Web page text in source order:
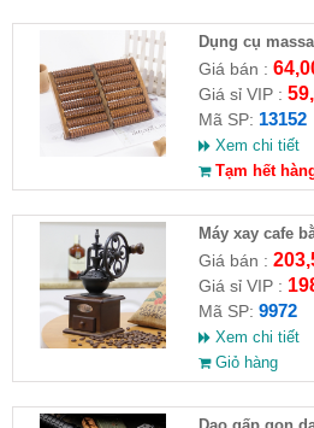
Dụng cụ
Giá bán :
Giá sỉ VIP :
Mã SP: 13152
Xem chi tiết
Tạm hết
Máy xay cafe
Giá bán :
Giá sỉ VIP :
Mã SP: 9972
Xem chi tiết
Giỏ hàng